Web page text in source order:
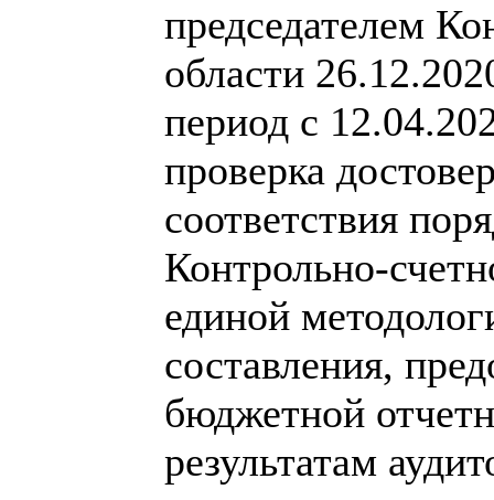
председателем
области
период с
проверка
соответствия
Контрольно-
единой
составления,
бюджетной
результатам